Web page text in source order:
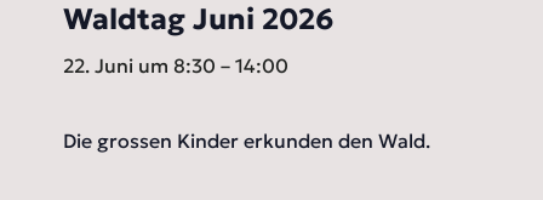
Waldtag Juni 2026
22. Juni um 8:30 – 14:00
Die grossen Kinder erkunden den Wald.